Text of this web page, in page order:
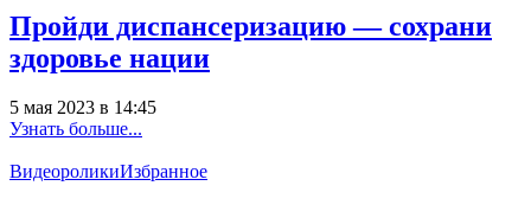
Пройди диспансеризацию — сохрани
здоровье нации
5 мая 2023 в 14:45
Узнать больше...
ВидеороликиИзбранное